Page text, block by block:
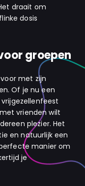
draait om
dosis
groepen
met zijn
Of je nu een
vrienden wilt
plezier. Het
en natuurlijk een
manier om
je